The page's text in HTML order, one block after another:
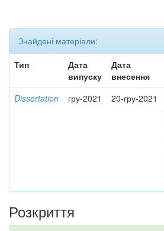
Знайдені матеріали:
Тип
Дата
випуску
Дата
внесення
Dissertation гру-2021 20-гру-2021
Розкриття